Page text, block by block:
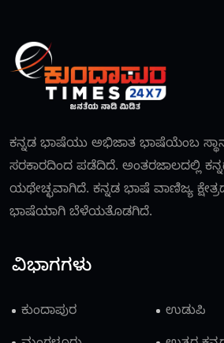
ಕನ್ನಡ ಭಾಷೆಯು ಅಭಿಜಾತ ಭಾಷೆಯೆಂಬ
ಸರಕಾರದಿಂದ ಪಡೆದಿದೆ. ಅಂತರಜಾಲದಲ್ಲಿ
ಯಥೇಚ್ಛವಾಗಿದೆ. ಕನ್ನಡ ಭಾಷೆ ವಾಣಿಜ್ಯ
ಭಾಷೆಯಾಗಿ ಬೆಳೆಯತೊಡಗಿದೆ.
ವಿಭಾಗಗಳು
ಕುಂದಾಪುರ
ಉಡುಪಿ